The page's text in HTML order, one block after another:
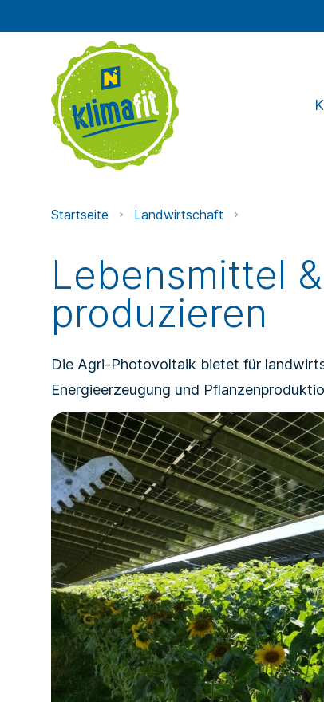
Startseite Landwirtschaft
Lebensmittel
produzieren
Die Agri-Photovoltaik bietet für
Energieerzeugung und